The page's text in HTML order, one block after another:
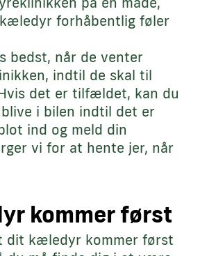
forhåbentlig føler
bedst, når de venter
indtil de skal til
det er tilfældet, kan du
i bilen indtil det er
ind og meld din
vi for at hente jer, når
kommer først
dit kæledyr kommer først